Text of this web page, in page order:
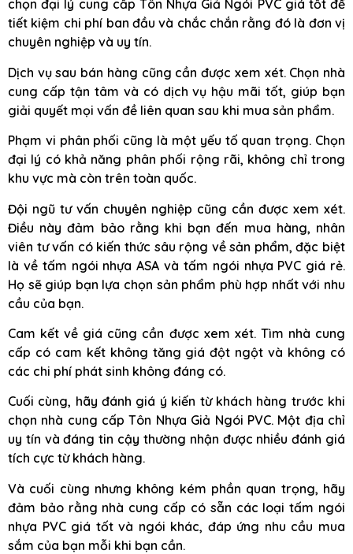
chọn đại lý cung cấp Tôn Nhựa Giả Ngói PVC giá tốt để
tiết kiệm chi phí ban đầu và chắc chắn rằng đó là đơn vị
chuyên nghiệp và uy tín.
Dịch vụ sau bán hàng cũng cần được xem xét. Chọn nhà
cung cấp tận tâm và có dịch vụ hậu mãi tốt, giúp bạn
giải quyết mọi vấn đề liên quan sau khi mua sản phẩm.
Phạm vi phân phối cũng là một yếu tố quan trọng. Chọn
đại lý có khả năng phân phối rộng rãi, không chỉ trong
khu vực mà còn trên toàn quốc.
Đội ngũ tư vấn chuyên nghiệp cũng cần được xem xét.
Điều này đảm bảo rằng khi bạn đến mua hàng, nhân
viên tư vấn có kiến thức sâu rộng về sản phẩm, đặc biệt
là về tấm ngói nhựa ASA và tấm ngói nhựa PVC giá rẻ.
Họ sẽ giúp bạn lựa chọn sản phẩm phù hợp nhất với nhu
cầu của bạn.
Cam kết về giá cũng cần được xem xét. Tìm nhà cung
cấp có cam kết không tăng giá đột ngột và không có
các chi phí phát sinh không đáng có.
Cuối cùng, hãy đánh giá ý kiến từ khách hàng trước khi
chọn nhà cung cấp Tôn Nhựa Giả Ngói PVC. Một địa chỉ
uy tín và đáng tin cậy thường nhận được nhiều đánh giá
tích cực từ khách hàng.
Và cuối cùng nhưng không kém phần quan trọng, hãy
đảm bảo rằng nhà cung cấp có sẵn các loại tấm ngói
nhựa PVC giá tốt và ngói khác, đáp ứng nhu cầu mua
sắm của bạn mỗi khi bạn cần.